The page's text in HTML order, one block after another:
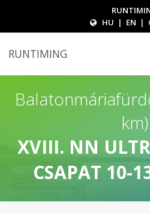
HU | EN |
RUNTIMING
km)
XVIII. NN
CSAPAT 10-